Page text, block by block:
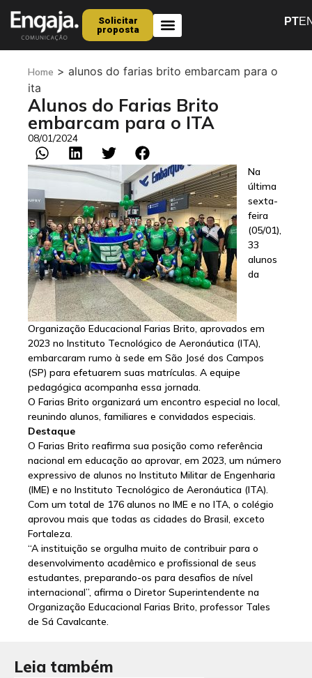
Solicitar
proposta
PT
Home >alunos do farias brito embarcam para o
ita
Alunos do Farias Brito
embarcam para o ITA
08/01/2024
Na
última
sexta-
feira
(05/01),
33
alunos
da
Organização Educacional Farias Brito, aprovados em
2023 no Instituto Tecnológico de Aeronáutica (ITA),
embarcaram rumo à sede em São José dos Campos
(SP) para efetuarem suas matrículas. A equipe
pedagógica acompanha essa jornada.
O Farias Brito organizará um encontro especial no local,
reunindo alunos, familiares e convidados especiais.
Destaque
O Farias Brito reafirma sua posição como referência
nacional em educação ao aprovar, em 2023, um número
expressivo de alunos no Instituto Militar de Engenharia
(IME) e no Instituto Tecnológico de Aeronáutica (ITA).
Com um total de 176 alunos no IME e no ITA, o colégio
aprovou mais que todas as cidades do Brasil, exceto
Fortaleza.
“A instituição se orgulha muito de contribuir para o
desenvolvimento acadêmico e profissional de seus
estudantes, preparando-os para desafios de nível
internacional”, afirma o Diretor Superintendente na
Organização Educacional Farias Brito, professor Tales
de Sá Cavalcante.
Leia também